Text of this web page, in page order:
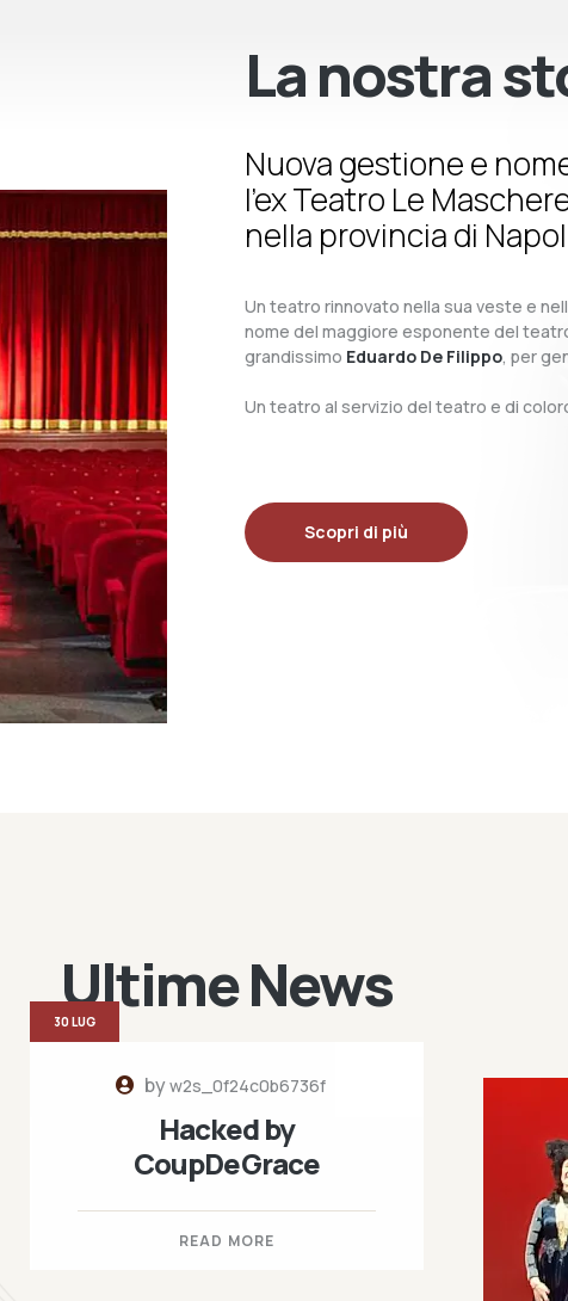
La nostra
Nuova gestione e
l’ex Teatro Le
nella provincia di
Un teatro rinnovato nella sua veste e
nome del maggiore esponente del
grandissimo Eduardo De Filippo, per
Un teatro al servizio del teatro e di
Scopri di più
Ultime News
byw2s_0f24c0b6736f
Hacked by
CoupDeGrace
READ MORE
30 LUG